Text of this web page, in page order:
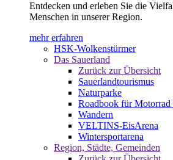
Entdecken und erleben Sie die
Menschen in unserer Region.
mehr erfahren
HSK-Wolkenstürmer
Das Sauerland
Zurück zur Übersicht
Sauerlandtourismus
Naturparke
Roadbook für Motorrad
Wandern
VELTINS-EisArena
Wintersportarena
Region, Städte, Gemeinden